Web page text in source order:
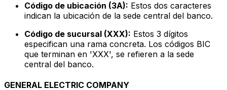
Código de ubicación (3A): Estos dos caracteres
indican la ubicación de la sede central del banco.
Código de sucursal (XXX): Estos 3 dígitos
especifican una rama concreta. Los códigos BIC
que terminan en 'XXX', se refieren a la sede
central del banco.
GENERAL ELECTRIC COMPANY